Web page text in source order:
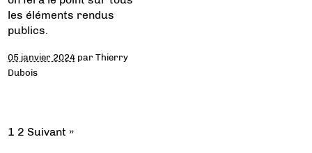
les éléments rendus
publics.
05 janvier 2024 parThierry
Dubois
1 2 Suivant »